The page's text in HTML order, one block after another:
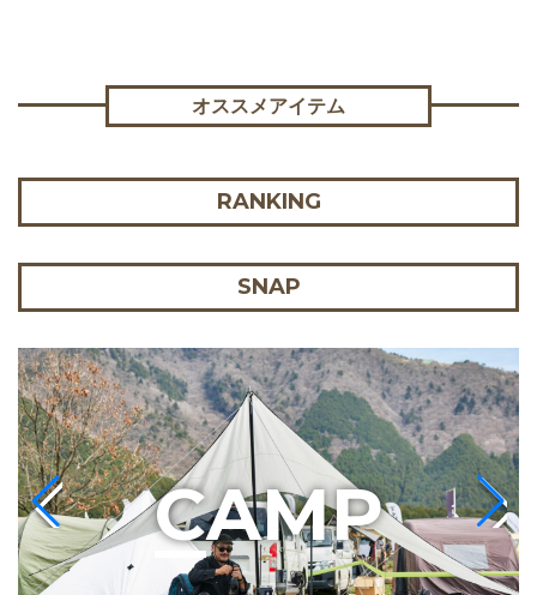
オススメアイテム
RANKING
SNAP
CAMP